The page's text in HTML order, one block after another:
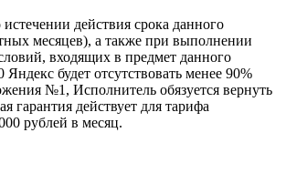
действия срока данного
месяцев), а также при выполнении
входящих в предмет данного
будет отсутствовать менее 90%
№1, Исполнитель обязуется вернуть
гарантия действует для тарифа
рублей в месяц.